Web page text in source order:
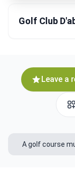
Golf Club
Leave a
A golf course